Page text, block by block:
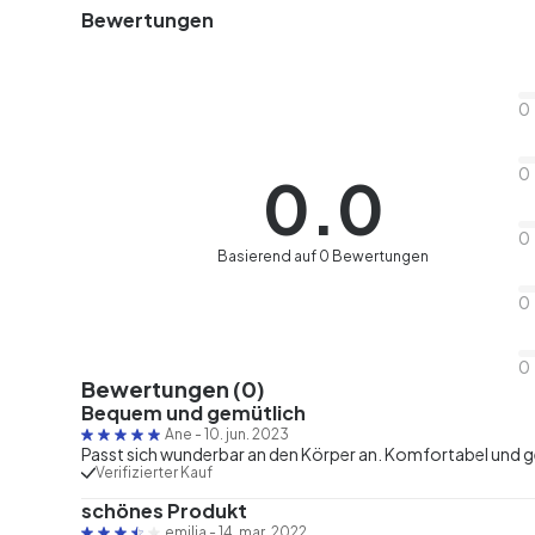
Bewertungen
0.0
Basierend auf 0 Bewertungen
0
0
0
0
0
Bewertungen (0)
Bequem und gemütlich
Ane - 10. jun. 2023
Passt sich wunderbar an den Körper an. Komfortabel und
Verifizierter Kauf
schönes Produkt